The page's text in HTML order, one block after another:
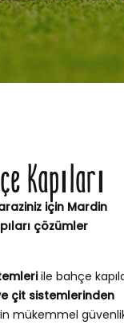
Kapıları
için Mardin
çözümler
ile bahçe
çit sistemlerinden
mükemmel